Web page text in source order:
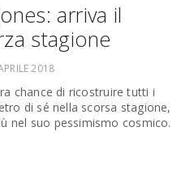
arriva il
stagione
2018
chance di ricostruire tutti i
di sé nella scorsa stagione,
nel suo pessimismo cosmico.